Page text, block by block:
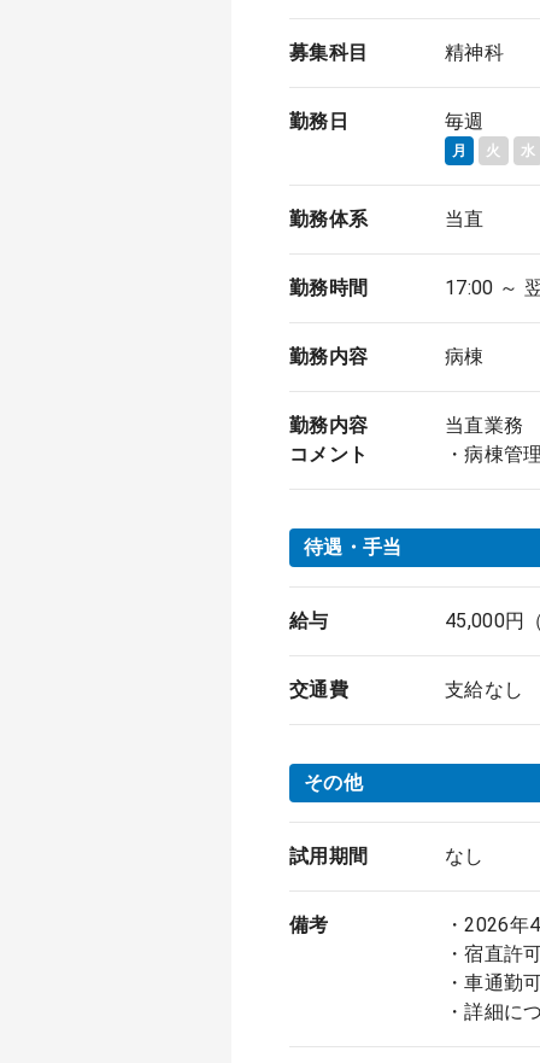
募集科目 精神科
勤務日 毎週
月 火 水
勤務体系 当直
勤務時間 17:00 ～
勤務内容 病棟
勤務内容
コメント
当直業務
・病棟管
待遇・手当
給与 45,000円
交通費 支給なし
その他
試用期間 なし
備考
・2026年
・宿直許
・車通勤
・詳細に